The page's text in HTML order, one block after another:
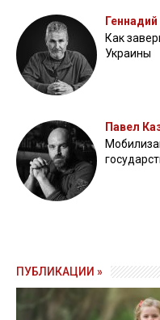
Как
Украины
Павел
ПУБЛИКАЦИИ »